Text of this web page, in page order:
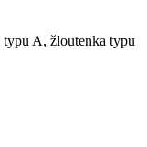
A, žloutenka typu